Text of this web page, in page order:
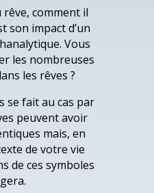
rêve, comment il
son impact d’un
Vous
les nombreuses
les rêves ?
se fait au cas par
peuvent avoir
mais, en
de votre vie
de ces symboles